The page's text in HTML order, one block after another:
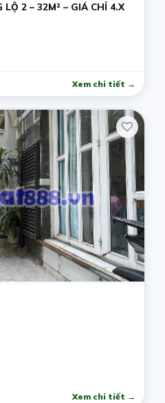
2 – 32M² – GIÁ CHỈ 4.X
Xem chi tiết →
Xem chi tiết →